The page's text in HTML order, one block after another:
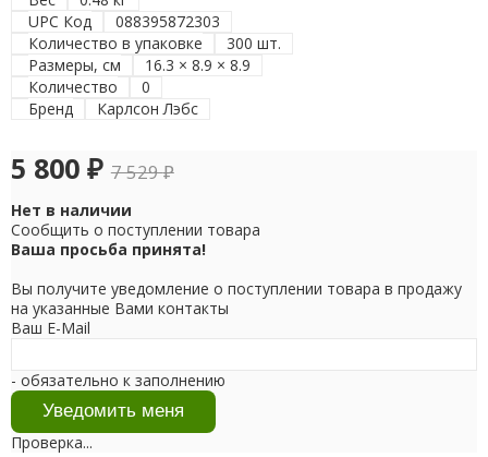
UPC Код
088395872303
Количество в упаковке
300 шт.
Размеры, см
16.3 × 8.9 × 8.9
Количество
0
Бренд
Карлсон Лэбс
5 800 ₽ 7 529₽
Нет в наличии
Сообщить о поступлении товара
Ваша просьба принята!
Вы получите уведомление о поступлении товара в продажу
на указанные Вами контакты
Ваш E-Mail
- обязательно к заполнению
Проверка...